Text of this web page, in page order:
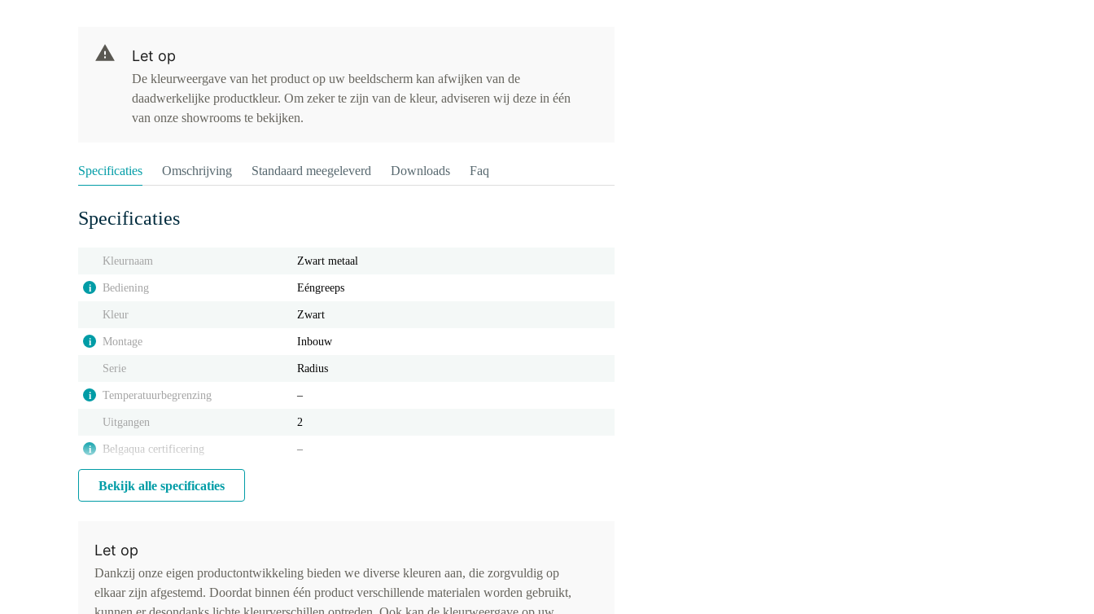
Let op
De kleurweergave van het product op uw beeldscherm kan afwijken van de
daadwerkelijke productkleur. Om zeker te zijn van de kleur, adviseren wij deze in één
van onze showrooms te bekijken.
Specificaties Omschrijving Standaard meegeleverd Downloads Faq
Specificaties
Kleurnaam Zwart metaal
i Bediening Eéngreeps
Kleur Zwart
i Montage Inbouw
Serie Radius
i Temperatuurbegrenzing ‒
Uitgangen 2
i Belgaqua certificering ‒
Bekijk alle specificaties
Let op
Dankzij onze eigen productontwikkeling bieden we diverse kleuren aan, die zorgvuldig op
elkaar zijn afgestemd. Doordat binnen één product verschillende materialen worden gebruikt,